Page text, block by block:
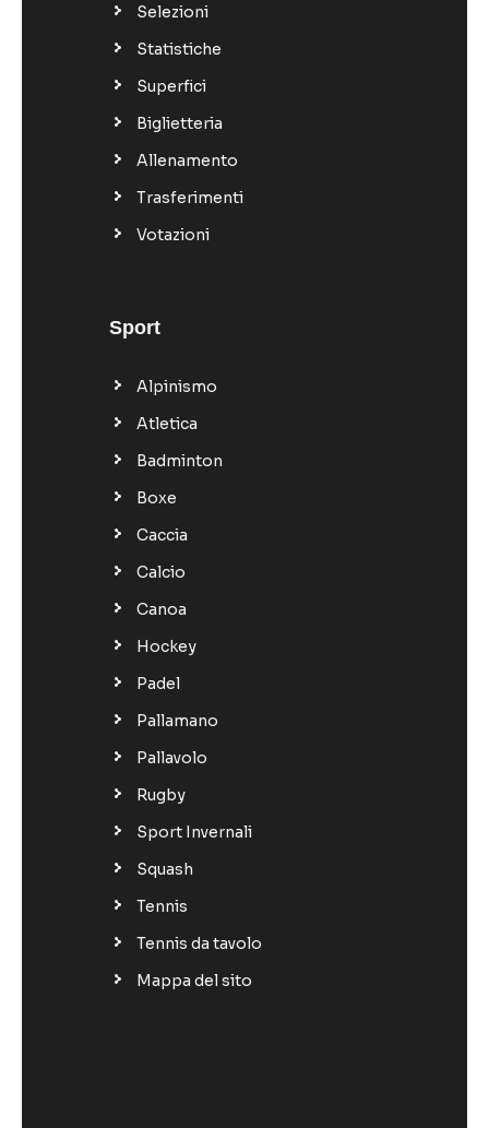
Selezioni
Statistiche
Superfici
Biglietteria
Allenamento
Trasferimenti
Votazioni
Sport
Alpinismo
Atletica
Badminton
Boxe
Caccia
Calcio
Canoa
Hockey
Padel
Pallamano
Pallavolo
Rugby
Sport Invernali
Squash
Tennis
Tennis da tavolo
Mappa del sito